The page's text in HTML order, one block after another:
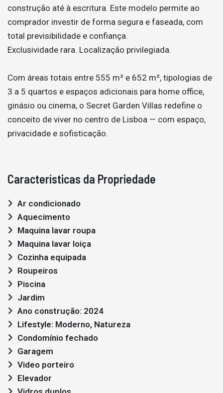
construção até à escritura. Este modelo permite ao
comprador investir de forma segura e faseada, com
total previsibilidade e confiança.
Exclusividade rara. Localização privilegiada.
Com áreas totais entre 555 m² e 652 m², tipologias de
3 a 5 quartos e espaços adicionais para home office,
ginásio ou cinema, o Secret Garden Villas redefine o
conceito de viver no centro de Lisboa — com espaço,
privacidade e sofisticação.
Características da Propriedade
Ar condicionado
Aquecimento
Maquina lavar roupa
Maquina lavar loiça
Cozinha equipada
Roupeiros
Piscina
Jardim
Ano construção: 2024
Lifestyle: Moderno, Natureza
Condomínio fechado
Garagem
Video porteiro
Elevador